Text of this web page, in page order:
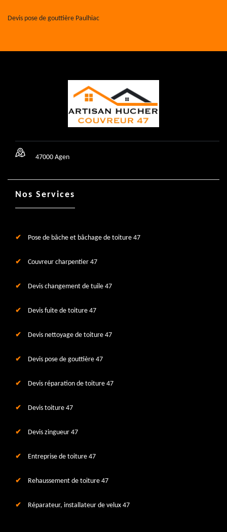
Devis pose de gouttière Paulhiac
47000 Agen
Nos Services
Pose de bâche et bâchage de toiture 47
Couvreur charpentier 47
Devis changement de tuile 47
Devis fuite de toiture 47
Devis nettoyage de toiture 47
Devis pose de gouttière 47
Devis réparation de toiture 47
Devis toiture 47
Devis zingueur 47
Entreprise de toiture 47
Rehaussement de toiture 47
Réparateur, installateur de velux 47